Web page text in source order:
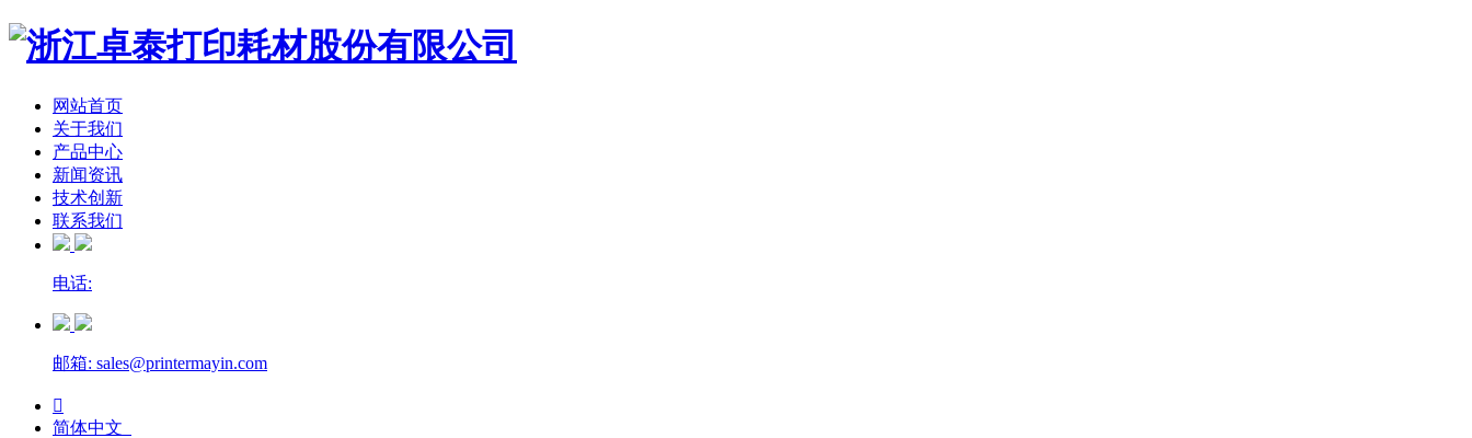
网站首页
关于我们
产品中心
新闻资讯
技术创新
联系我们
电话:
邮箱: sales@printermayin.com

简体中文